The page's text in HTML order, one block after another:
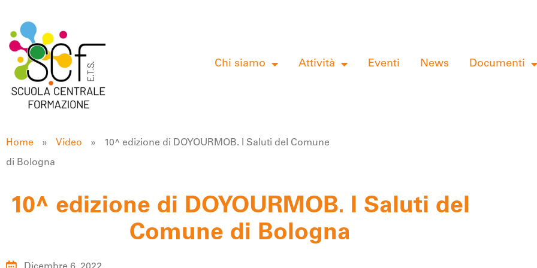
Chi siamo Attività Eventi News Documenti
Home » Video » 10^ edizione di DOYOURMOB. I Saluti del Comune
di Bologna
10^ edizione di DOYOURMOB. I Saluti del
Comune di Bologna